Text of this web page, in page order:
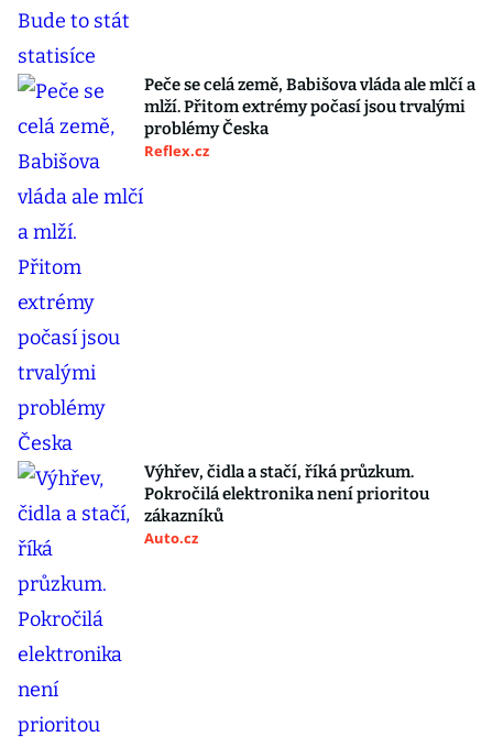
Peče se celá země, Babišova vláda ale mlčí a
mlží. Přitom extrémy počasí jsou trvalými
problémy Česka
Reflex.cz
Výhřev, čidla a stačí, říká průzkum.
Pokročilá elektronika není prioritou
zákazníků
Auto.cz